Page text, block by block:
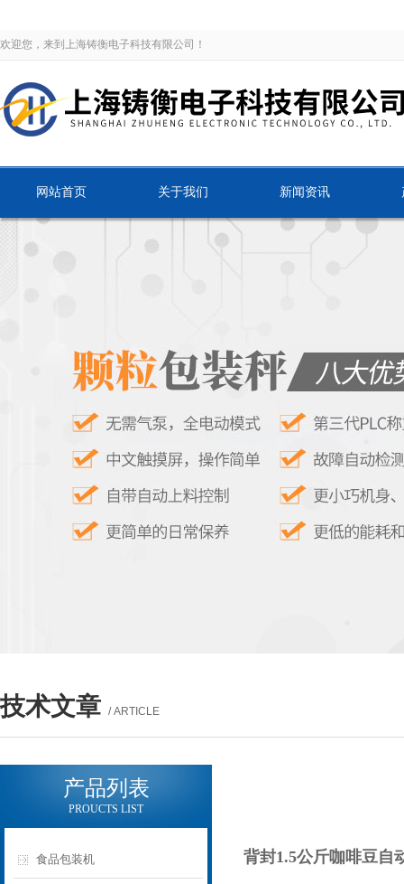
欢迎您，来到上海铸衡电子科技有限公司！
网站首页 关于我们 新闻资讯
技术文章 / ARTICLE
产品列表
PROUCTS LIST
食品包装机 背封1.5公斤咖啡豆自